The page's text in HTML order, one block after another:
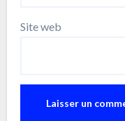
Site web